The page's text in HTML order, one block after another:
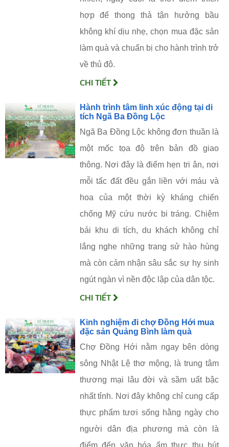
hợp để thong thả tận hưởng bầu
không khí dịu nhẹ, chọn mua đặc sản
làm quà và chuẩn bị cho hành trình trở
về thủ đô.
CHI TIẾT
Hành trình tâm linh xúc động tại di
tích Ngã Ba Đồng Lộc
Ngã Ba Đồng Lộc không đơn thuần là
một mốc tọa độ trên bản đồ giao
thông. Nơi đây là điểm hẹn tri ân, nơi
mỗi tấc đất đều gắn liền với máu và
hoa của một thời kỳ kháng chiến
chống Mỹ cứu nước bi tráng. Chiêm
bái khu di tích, du khách không chỉ
lắng nghe những trang sử hào hùng
mà còn cảm nhận sâu sắc sự hy sinh
ngút ngàn vì nền độc lập của dân tộc.
CHI TIẾT
Kinh nghiệm đi chợ Đồng Hới mua
đặc sản Quảng Bình làm quà
Chợ Đồng Hới nằm ngay bên dòng
sông Nhật Lệ thơ mộng, là trung tâm
thương mại lâu đời và sầm uất bậc
nhất tỉnh. Nơi đây không chỉ cung cấp
thực phẩm tươi sống hằng ngày cho
người dân địa phương mà còn là